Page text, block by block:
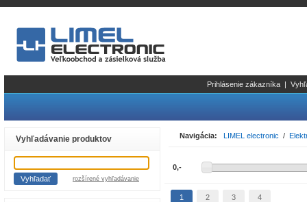
Prihlásenie zákazníka |
Vyhľadávanie produktov
rozšírené vyhľadávanie
Navigácia: LIMEL electronic /
1 2 3 4